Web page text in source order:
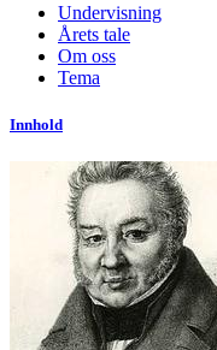
Undervisning
Årets tale
Om oss
Tema
Innhold